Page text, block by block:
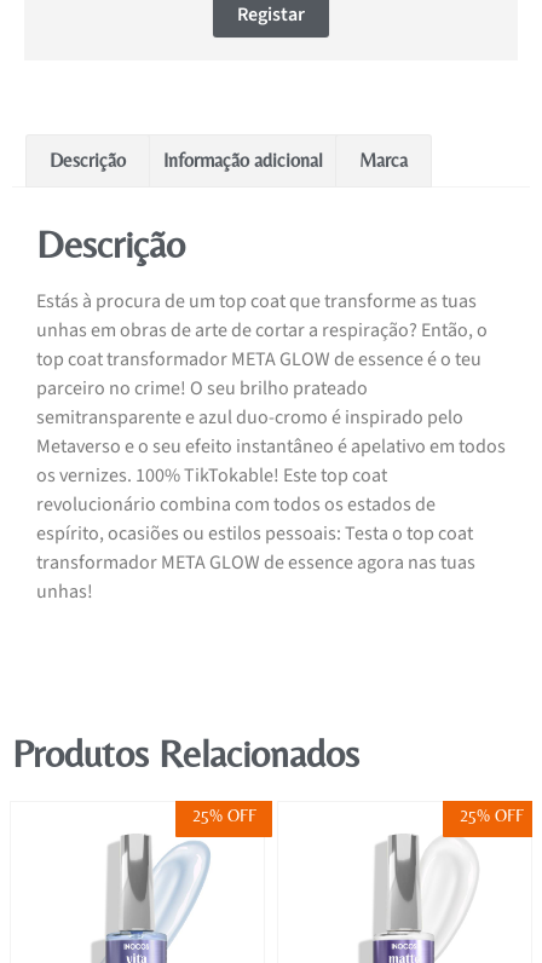
Registar
Descrição Informação adicional Marca
Descrição
Estás à procura de um top coat que transforme as tuas
unhas em obras de arte de cortar a respiração? Então, o
top coat transformador META GLOW de essence é o teu
parceiro no crime! O seu brilho prateado
semitransparente e azul duo-cromo é inspirado pelo
Metaverso e o seu efeito instantâneo é apelativo em todos
os vernizes. 100% TikTokable! Este top coat
revolucionário combina com todos os estados de
espírito, ocasiões ou estilos pessoais: Testa o top coat
transformador META GLOW de essence agora nas tuas
unhas!
Produtos Relacionados
25% OFF 25% OFF